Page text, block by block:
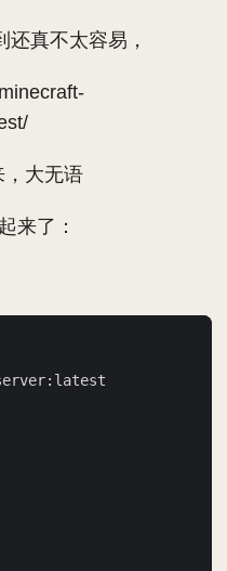
真不太容易，
，大无语
来了：